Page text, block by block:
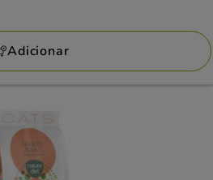
Adicionar